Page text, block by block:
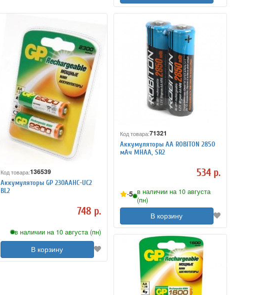
Код товара:136539
Аккумуляторы GP 230AAHC-UC2
BL2
748 р.
в наличии на 10 августа (пн)
В корзину
Код товара:71321
Аккумуляторы АА ROBITON 2850
мАч MHAA, SR2
534 р.
5 в наличии на 10 августа
(пн)
В корзину